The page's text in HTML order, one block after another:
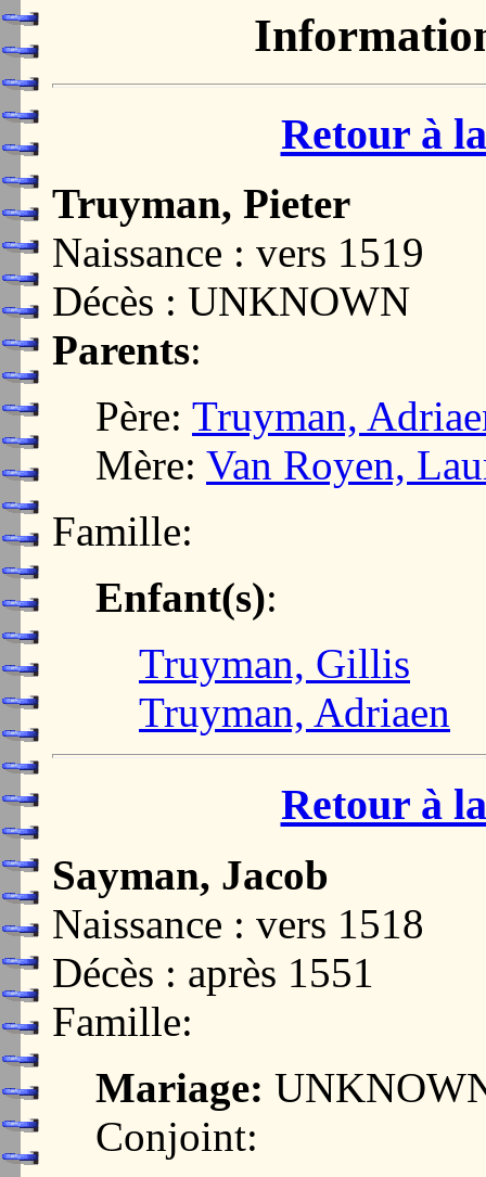
Retour à
Truyman, Pieter
Naissance : vers 1519
Décès : UNKNOWN
Parents:
Père: Truyman,
Mère: Van Royen,
Famille:
Enfant(s):
Truyman, Gillis
Truyman, Adriaen
Retour à
Sayman, Jacob
Naissance : vers 1518
Décès : après 1551
Famille:
Mariage:
Conjoint: